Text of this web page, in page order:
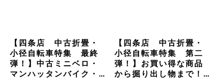
【四条店 中古折畳・
小径自転車特集 最終
弾！】中古ミニベロ・
マンハッタンバイク・…
【四条店 中古折畳・
小径自転車特集 第二
弾！】お買い得な商品
から掘り出し物まで！…